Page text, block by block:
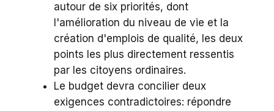
autour de six priorités, dont
l'amélioration du niveau de vie et la
création d'emplois de qualité, les deux
points les plus directement ressentis
par les citoyens ordinaires.
Le budget devra concilier deux
exigences contradictoires: répondre